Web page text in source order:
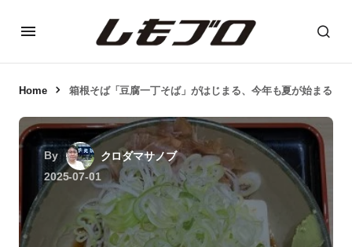
Home 箱根そば「豆腐一丁そば」がはじまる、今年も夏が始まる
By
クロダマサノブ
2025-07-01